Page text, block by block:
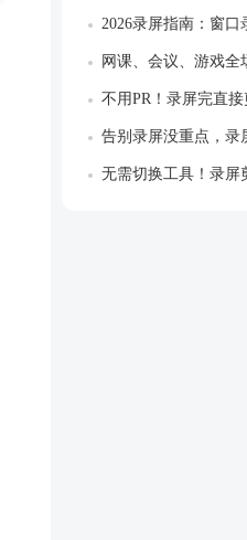
不用PR！录屏完直